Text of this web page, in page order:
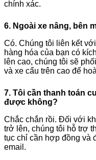
chính xác.
6. Ngoài xe nâng, bên
Có. Chúng tôi liên kết
hàng hóa của bạn có
lên cao, chúng tôi sẽ
và xe cẩu trên cao để
7. Tôi cần thanh toán
được không?
Chắc chắn rồi. Đối với
trở lên, chúng tôi hỗ trợ
tục chỉ cần hợp đồng và
email.